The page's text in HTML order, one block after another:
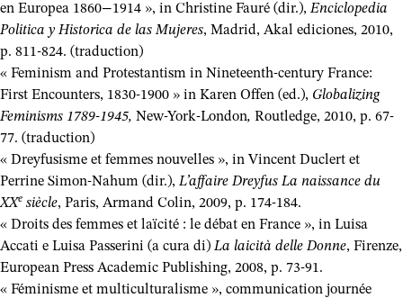
en Europea 1860−1914 », in Christine Fauré (dir.), Enciclopedia
Politica y Historica de las Mujeres, Madrid, Akal ediciones, 2010,
p. 811-824. (traduction)
« Feminism and Protestantism in Nineteenth-century France:
First Encounters, 1830-1900 » in Karen Offen (ed.), Globalizing
Feminisms 1789-1945, New-York-London, Routledge, 2010, p. 67-
77. (traduction)
« Dreyfusisme et femmes nouvelles », in Vincent Duclert et
Perrine Simon-Nahum (dir.), L’affaire Dreyfus La naissance du
XXe siècle, Paris, Armand Colin, 2009, p. 174-184.
« Droits des femmes et laïcité : le débat en France », in Luisa
Accati e Luisa Passerini (a cura di) La laicità delle Donne, Firenze,
European Press Academic Publishing, 2008, p. 73-91.
« Féminisme et multiculturalisme », communication journée